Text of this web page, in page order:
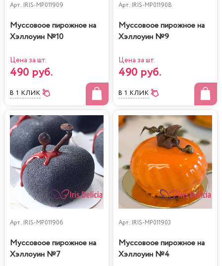
Арт. IRIS-MP011909
Муссовоое пирожное на
Хэллоуин №10
Цена за шт.
490 руб.
В 1 КЛИК
Арт. IRIS-MP011908
Муссовоое пирожное на
Хэллоуин №9
Цена за шт.
490 руб.
В 1 КЛИК
Арт. IRIS-MP011906
Муссовоое пирожное на
Хэллоуин №7
Арт. IRIS-MP011903
Муссовоое пирожное на
Хэллоуин №4